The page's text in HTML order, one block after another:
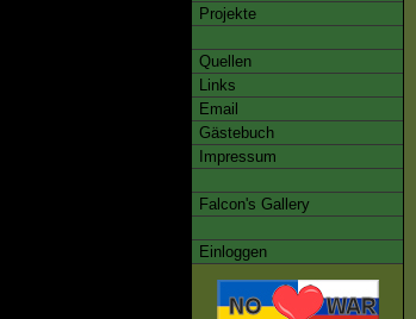
Projekte
Quellen
Links
Email
Gästebuch
Impressum
Falcon's Gallery
Einloggen